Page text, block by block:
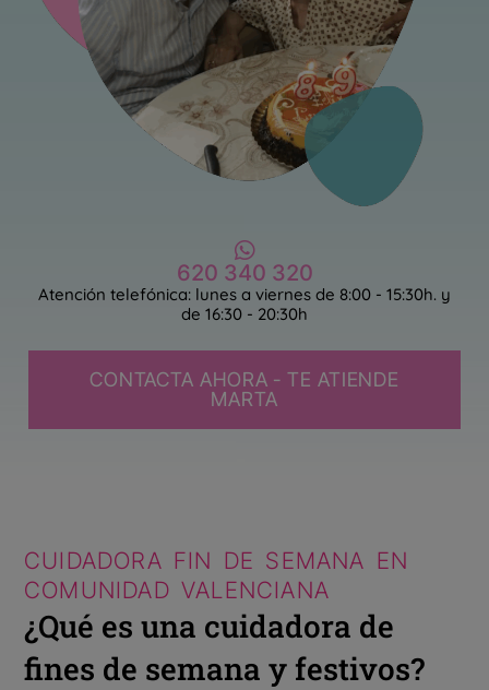
620 340 320
Atención telefónica: lunes a viernes de 8:00 - 15:30h. y
de 16:30 - 20:30h
CONTACTA AHORA - TE ATIENDE
MARTA
CUIDADORA FIN DE SEMANA EN
COMUNIDAD VALENCIANA
¿Qué es una cuidadora de
fines de semana y festivos?